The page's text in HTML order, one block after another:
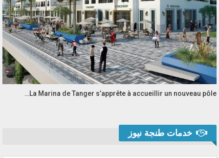
La Marina de Tanger s’apprête à accueillir un nouveau pôle…
خدمات طنجة نيوز